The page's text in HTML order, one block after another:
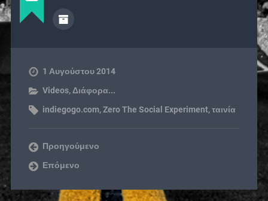
1 Αυγούστου 2014
Videos,Διάφορα...
indiegogo.com,Zero The Social Experiment,ταινία
Προηγούμενο
Επόμενο